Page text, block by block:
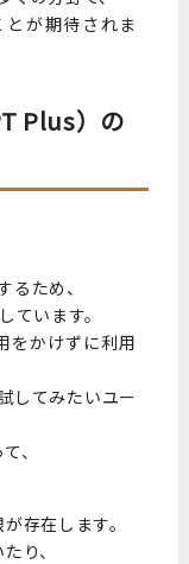
が期待されま
Plus）の
ため、
ています。
をかけずに利用
してみたいユー
、
存在します。
り、